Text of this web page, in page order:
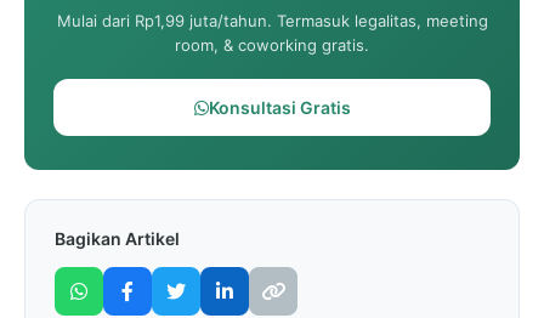
Mulai dari Rp1,99 juta/tahun. Termasuk legalitas, meeting
room, & coworking gratis.
Konsultasi Gratis
Bagikan Artikel